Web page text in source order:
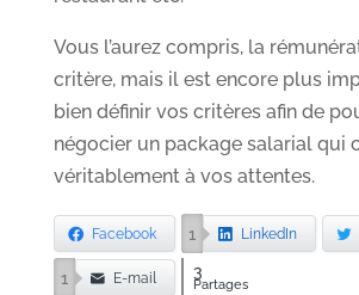
Vous l’aurez compris, la
critère, mais il est encore plus
bien définir vos critères afin de
négocier un package salarial qui
véritablement à vos attentes.
Facebook 1 LinkedIn
1 E-mail Partages
3